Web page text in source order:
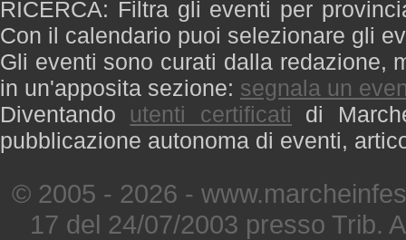
RICERCA: Filtra gli eventi per
Con il calendario puoi selezionare gli
Gli eventi sono curati dalla redazione,
in un'apposita sezione: segnala un
Diventando utenti certificati di
pubblicazione autonoma di eventi,
© 2005 - 2026 -
17 del 24/07/2003 presso Trib.